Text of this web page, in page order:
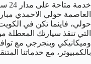
العاصمة حولي الاحمدي
حولي، فاينما تكن في
التي تنقذ سيارتك
وميكانيكي وبنجرجي مع
بالكمبيوتر، مع خدماتنا